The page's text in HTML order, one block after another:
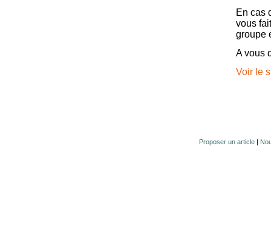
En cas
vous
groupe
A vous
Voir le
Proposer un article |